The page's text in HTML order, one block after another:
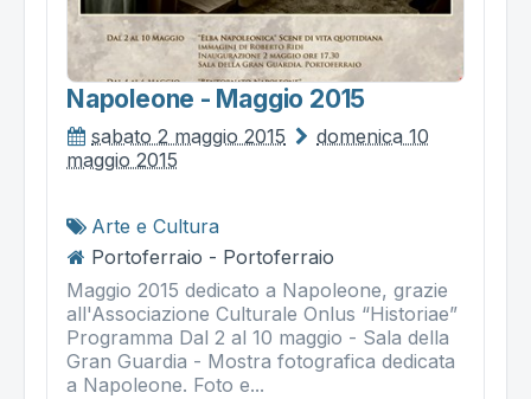
Napoleone - Maggio 2015
sabato 2 maggio 2015
domenica 10
maggio 2015
Arte e Cultura
Portoferraio - Portoferraio
Maggio 2015 dedicato a Napoleone, grazie
all'Associazione Culturale Onlus “Historiae”
Programma Dal 2 al 10 maggio - Sala della
Gran Guardia - Mostra fotografica dedicata
a Napoleone. Foto e...